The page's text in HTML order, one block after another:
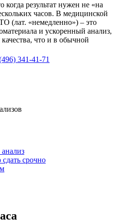
результат нужен не «на
часов. В медицинской
(лат. «немедленно») – это
и ускоренный анализ,
что и в обычной
341-41-71
срочно